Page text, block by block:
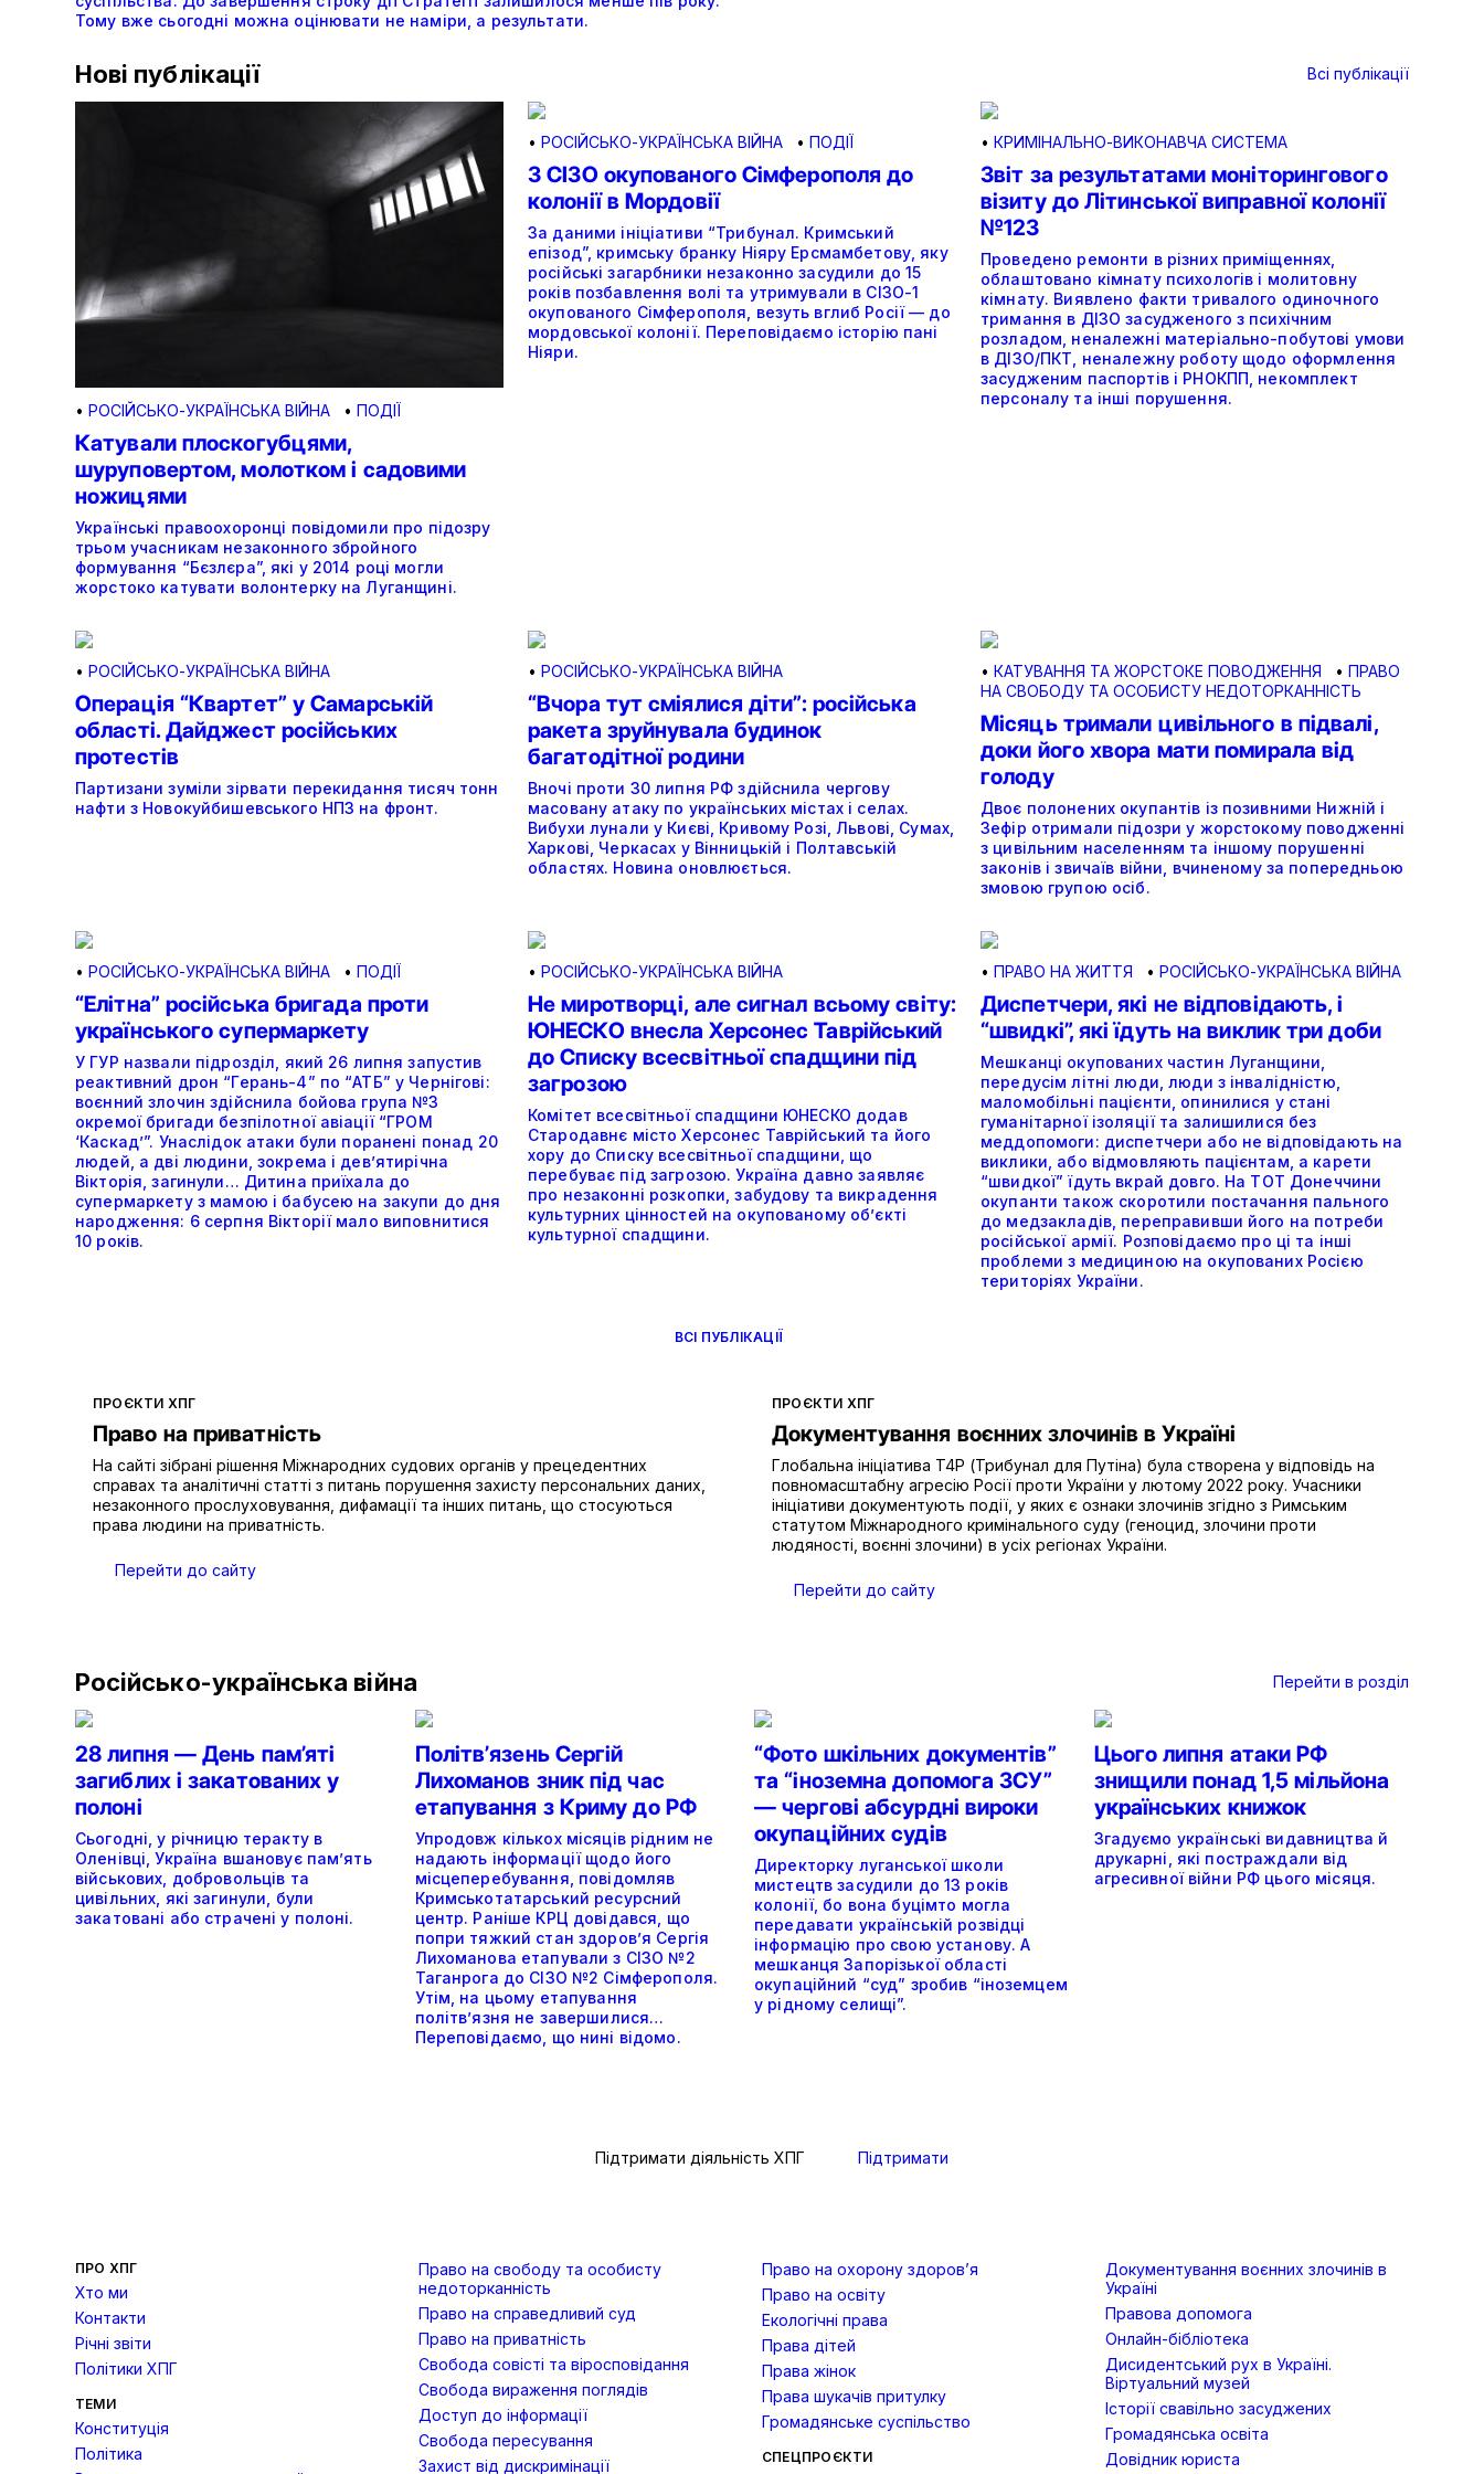
Тому вже сьогодні можна оцінювати не наміри, а результати.
Нові публікації Всі публікації
• РОСІЙСЬКО-УКРАЇНСЬКА ВІЙНА • ПОДІЇ
Катували плоскогубцями,
шуруповертом, молотком і садовими
ножицями
Українські правоохоронці повідомили про підозру
трьом учасникам незаконного збройного
формування “Бєзлєра”, які у 2014 році могли
жорстоко катувати волонтерку на Луганщині.
• РОСІЙСЬКО-УКРАЇНСЬКА ВІЙНА • ПОДІЇ
З СІЗО окупованого Сімферополя до
колонії в Мордовії
За даними ініціативи “Трибунал. Кримський
епізод”, кримську бранку Ніяру Ерсмамбетову, яку
російські загарбники незаконно засудили до 15
років позбавлення волі та утримували в СІЗО-1
окупованого Сімферополя, везуть вглиб Росії — до
мордовської колонії. Переповідаємо історію пані
Ніяри.
• КРИМІНАЛЬНО-ВИКОНАВЧА СИСТЕМА
Звіт за результатами моніторингового
візиту до Літинської виправної колонії
№123
Проведено ремонти в різних приміщеннях,
облаштовано кімнату психологів і молитовну
кімнату. Виявлено факти тривалого одиночного
тримання в ДІЗО засудженого з психічним
розладом, неналежні матеріально-побутові умови
в ДІЗО/ПКТ, неналежну роботу щодо оформлення
засудженим паспортів і РНОКПП, некомплект
персоналу та інші порушення.
• РОСІЙСЬКО-УКРАЇНСЬКА ВІЙНА
Операція “Квартет” у Самарській
області. Дайджест російських
протестів
Партизани зуміли зірвати перекидання тисяч тонн
нафти з Новокуйбишевського НПЗ на фронт.
• РОСІЙСЬКО-УКРАЇНСЬКА ВІЙНА
“Вчора тут сміялися діти”: російська
ракета зруйнувала будинок
багатодітної родини
Вночі проти 30 липня РФ здійснила чергову
масовану атаку по українських містах і селах.
Вибухи лунали у Києві, Кривому Розі, Львові, Сумах,
Харкові, Черкасах у Вінницькій і Полтавській
областях. Новина оновлюється.
• КАТУВАННЯ ТА ЖОРСТОКЕ ПОВОДЖЕННЯ • ПРАВО
НА СВОБОДУ ТА ОСОБИСТУ НЕДОТОРКАННІСТЬ
Місяць тримали цивільного в підвалі,
доки його хвора мати помирала від
голоду
Двоє полонених окупантів із позивними Нижній і
Зефір отримали підозри у жорстокому поводженні
з цивільним населенням та іншому порушенні
законів і звичаїв війни, вчиненому за попередньою
змовою групою осіб.
• РОСІЙСЬКО-УКРАЇНСЬКА ВІЙНА • ПОДІЇ
“Елітна” російська бригада проти
українського супермаркету
У ГУР назвали підрозділ, який 26 липня запустив
реактивний дрон “Герань-4” по “АТБ” у Чернігові:
воєнний злочин здійснила бойова група №3
окремої бригади безпілотної авіації “ГРОМ
‘Каскад’”. Унаслідок атаки були поранені понад 20
людей, а дві людини, зокрема і дев’ятирічна
Вікторія, загинули… Дитина приїхала до
супермаркету з мамою і бабусею на закупи до дня
народження: 6 серпня Вікторії мало виповнитися
10 років.
• РОСІЙСЬКО-УКРАЇНСЬКА ВІЙНА
Не миротворці, але сигнал всьому світу:
ЮНЕСКО внесла Херсонес Таврійський
до Списку всесвітньої спадщини під
загрозою
Комітет всесвітньої спадщини ЮНЕСКО додав
Стародавнє місто Херсонес Таврійський та його
хору до Списку всесвітньої спадщини, що
перебуває під загрозою. Україна давно заявляє
про незаконні розкопки, забудову та викрадення
культурних цінностей на окупованому об’єкті
культурної спадщини.
• ПРАВО НА ЖИТТЯ • РОСІЙСЬКО-УКРАЇНСЬКА ВІЙНА
Диспетчери, які не відповідають, і
“швидкі”, які їдуть на виклик три доби
Мешканці окупованих частин Луганщини,
передусім літні люди, люди з інвалідністю,
маломобільні пацієнти, опинилися у стані
гуманітарної ізоляції та залишилися без
меддопомоги: диспетчери або не відповідають на
виклики, або відмовляють пацієнтам, а карети
“швидкої” їдуть вкрай довго. На ТОТ Донеччини
окупанти також скоротили постачання пального
до медзакладів, переправивши його на потреби
російської армії. Розповідаємо про ці та інші
проблеми з медициною на окупованих Росією
територіях України.
ВСІ ПУБЛІКАЦІЇ
ПРОЄКТИ ХПГ
Право на приватність
На сайті зібрані рішення Міжнародних судових органів у прецедентних
справах та аналітичні статті з питань порушення захисту персональних даних,
незаконного прослуховування, дифамації та інших питань, що стосуються
права людини на приватність.
Перейти до сайту
ПРОЄКТИ ХПГ
Документування воєнних злочинів в Україні
Глобальна ініціатива T4P (Трибунал для Путіна) була створена у відповідь на
повномасштабну агресію Росії проти України у лютому 2022 року. Учасники
ініціативи документують події, у яких є ознаки злочинів згідно з Римським
статутом Міжнародного кримінального суду (геноцид, злочини проти
людяності, воєнні злочини) в усіх регіонах України.
Перейти до сайту
Російсько-українська війна Перейти в розділ
28 липня — День пам’яті
загиблих і закатованих у
полоні
Сьогодні, у річницю теракту в
Оленівці, Україна вшановує пам’ять
військових, добровольців та
цивільних, які загинули, були
закатовані або страчені у полоні.
Політвʼязень Сергій
Лихоманов зник під час
етапування з Криму до РФ
Упродовж кількох місяців рідним не
надають інформації щодо його
місцеперебування, повідомляв
Кримськотатарський ресурсний
центр. Раніше КРЦ довідався, що
попри тяжкий стан здоров’я Сергія
Лихоманова етапували з СІЗО №2
Таганрога до СІЗО №2 Сімферополя.
Утім, на цьому етапування
політвʼязня не завершилися…
Переповідаємо, що нині відомо.
“Фото шкільних документів”
та “іноземна допомога ЗСУ”
— чергові абсурдні вироки
окупаційних судів
Директорку луганської школи
мистецтв засудили до 13 років
колонії, бо вона буцімто могла
передавати українській розвідці
інформацію про свою установу. А
мешканця Запорізької області
окупаційний “суд” зробив “іноземцем
у рідному селищі”.
Цього липня атаки РФ
знищили понад 1,5 мільйона
українських книжок
Згадуємо українські видавництва й
друкарні, які постраждали від
агресивної війни РФ цього місяця.
Підтримати діяльність ХПГ Підтримати
ПРО ХПГ
Хто ми
Контакти
Річні звіти
Політики ХПГ
ТЕМИ
Конституція
Політика
Право на свободу та особисту
недоторканність
Право на справедливий суд
Право на приватність
Свобода совісті та віросповідання
Свобода вираження поглядів
Доступ до інформації
Свобода пересування
Захист від дискримінації
Право на охорону здоров’я
Право на освіту
Екологічні права
Права дітей
Права жінок
Права шукачів притулку
Громадянське суспільство
СПЕЦПРОЄКТИ
Документування воєнних злочинів в
Україні
Правова допомога
Онлайн-бібліотека
Дисидентський рух в Україні.
Віртуальний музей
Історії свавільно засуджених
Громадянська освіта
Довідник юриста